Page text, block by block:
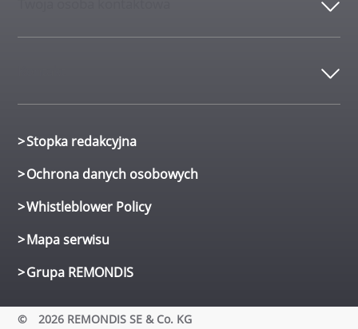
Stopka redakcyjna
Ochrona danych osobowych
Whistleblower Policy
Mapa serwisu
Grupa REMONDIS
© 2026 REMONDIS SE & Co. KG